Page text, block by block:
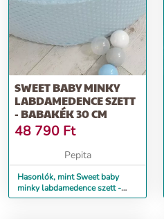
SWEET BABY MINKY
LABDAMEDENCE SZETT
- BABAKÉK 30 CM
48 790 Ft
Pepita
Hasonlók, mint Sweet baby
minky labdamedence szett -
babakék 30 cm